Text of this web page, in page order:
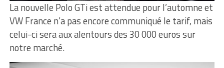
La nouvelle Polo GTi est attendue pour l’automne et
VW France n’a pas encore communiqué le tarif, mais
celui-ci sera aux alentours des 30 000 euros sur
notre marché.